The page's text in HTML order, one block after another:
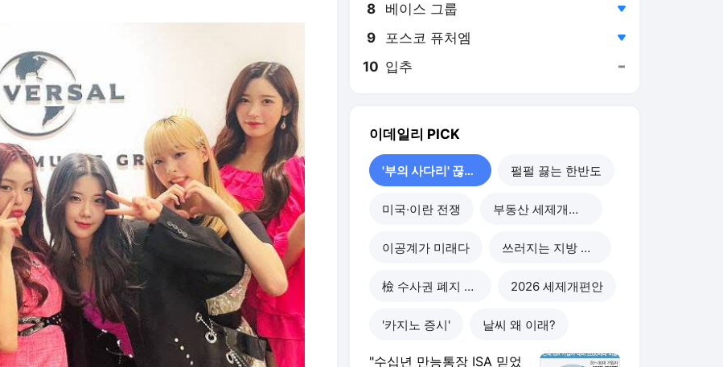
8 베이스 그룹
9 포스코 퓨처엠
10 입추
이데일리 PICK
'부의 사다리' 끊기나 펄펄 끓는 한반도
미국·이란 전쟁 부동산 세제개편 후폭풍
이공계가 미래다 쓰러지는 지방 부동산
檢 수사권 폐지 후폭풍 2026 세제개편안
'카지노 증시' 날씨 왜 이래?
"수십년 만능통장 ISA 믿었